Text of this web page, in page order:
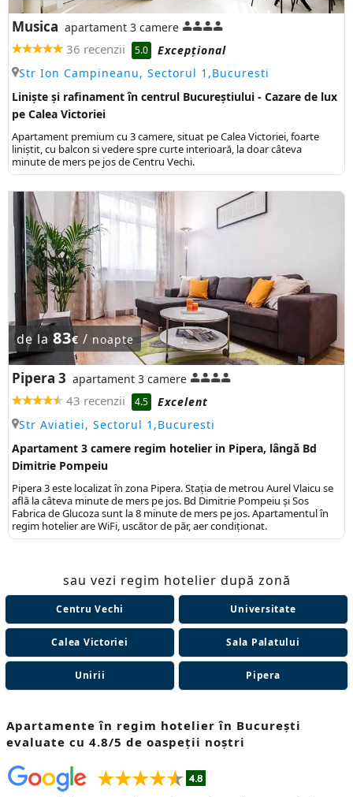
Musica apartament 3 camere
36 recenzii 5.0
Excepţional
Str Ion Campineanu, Sectorul 1,Bucuresti
Liniște și rafinament în centrul Bucureștiului - Cazare de lux
pe Calea Victoriei
Apartament premium cu 3 camere, situat pe Calea Victoriei, foarte
liniștit, cu balcon si vedere spre curte interioară, la doar câteva
minute de mers pe jos de Centru Vechi.
de la83€ / noapte
Pipera 3 apartament 3 camere
43 recenzii 4.5
Excelent
Str Aviatiei, Sectorul 1,Bucuresti
Apartament 3 camere regim hotelier in Pipera, lângă Bd
Dimitrie Pompeiu
Pipera 3 este localizat în zona Pipera. Stația de metrou Aurel Vlaicu se
află la câteva minute de mers pe jos. Bd Dimitrie Pompeiu și Sos
Fabrica de Glucoza sunt la 8 minute de mers pe jos. Apartamentul în
regim hotelier are WiFi, uscător de păr, aer condiționat.
sau vezi regim hotelier după zonă
Centru Vechi Universitate
Calea Victoriei Sala Palatului
Unirii Pipera
Apartamente în regim hotelier în București
evaluate cu 4.8/5 de oaspeții noștri